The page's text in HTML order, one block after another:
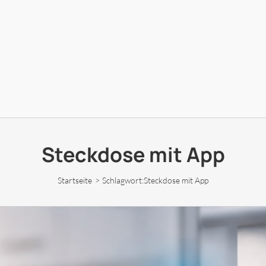
Steckdose mit App
Startseite Schlagwort:Steckdose mit App